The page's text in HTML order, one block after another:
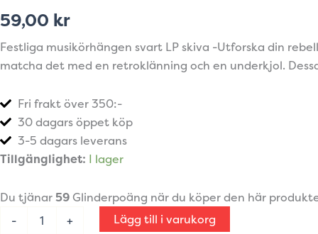
59,00 kr
Festliga musikörhängen svart LP skiva -Utforska din
matcha det med en retroklänning och en underkjol.
Fri frakt över 350:-
30 dagars öppet köp
3-5 dagars leverans
Tillgänglighet: I lager
Du tjänar59 Glinderpoäng när du köper den här
-
Festliga
musikörhängen
LP
med
+ Lägg till i varukorg